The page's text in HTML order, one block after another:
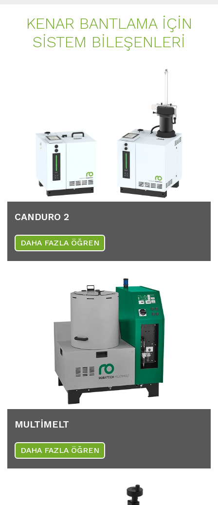
KENAR BANTLAMA IÇIN
SISTEM BILEŞENLERI
CANDURO 2
DAHA FAZLA ÖĞREN
MULTIMELT
DAHA FAZLA ÖĞREN